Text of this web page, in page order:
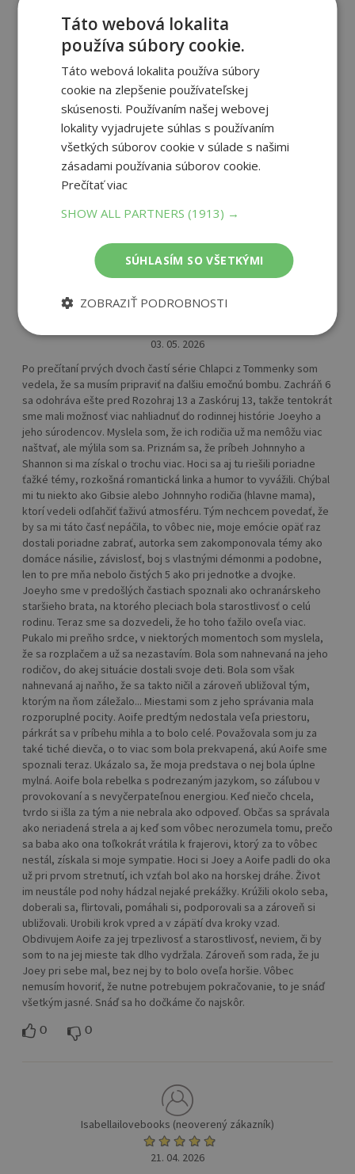
PRIDAŤ RECENZIU
4.5 / 5
(2 recenzie)
Kristína (neoverený zákazník)
03. 05. 2026
Po prečítaní prvých dvoch častí série Chlapci z Tommenky som
vedela, že sa musím pripraviť na ďalšiu emočnú bombu. Zachráň 6
sa odohráva ešte pred Rozohraj 13 a Zaskóruj 13, takže tentokrát
sme mali možnosť viac nahliadnuť do rodinnej histórie Joeyho a
jeho súrodencov. Myslela som, že ich rodičia už ma nemôžu viac
naštvať, ale mýlila som sa. Priznám sa, že príbeh Johnnyho a
Shannon si ma získal o trochu viac. Hoci sa aj tu riešili poriadne
ťažké témy, rozkošná romantická linka a humor to vyvážili. Chýbal
mi tu niekto ako Gibsie alebo Johnnyho rodičia (hlavne mama),
ktorí vedeli odľahčiť ťaživú atmosféru. Tým nechcem povedať, že
by sa mi táto časť nepáčila, to vôbec nie, moje emócie opäť raz
dostali poriadne zabrať, autorka sem zakomponovala témy ako
domáce násilie, závislosť, boj s vlastnými démonmi a podobne,
len to pre mňa nebolo čistých 5 ako pri jednotke a dvojke.
Joeyho sme v predošlých častiach spoznali ako ochranárskeho
staršieho brata, na ktorého pleciach bola starostlivosť o celú
rodinu. Teraz sme sa dozvedeli, že ho toho ťažilo oveľa viac.
Pukalo mi preňho srdce, v niektorých momentoch som myslela,
že sa rozplačem a už sa nezastavím. Bola som nahnevaná na jeho
rodičov, do akej situácie dostali svoje deti. Bola som však
nahnevaná aj naňho, že sa takto ničil a zároveň ubližoval tým,
ktorým na ňom záležalo... Miestami som z jeho správania mala
rozporuplné pocity. Aoife predtým nedostala veľa priestoru,
párkrát sa v príbehu mihla a to bolo celé. Považovala som ju za
také tiché dievča, o to viac som bola prekvapená, akú Aoife sme
spoznali teraz. Ukázalo sa, že moja predstava o nej bola úplne
mylná. Aoife bola rebelka s podrezaným jazykom, so záľubou v
provokovaní a s nevyčerpateľnou energiou. Keď niečo chcela,
tvrdo si išla za tým a nie nebrala ako odpoveď. Občas sa správala
ako neriadená strela a aj keď som vôbec nerozumela tomu, prečo
sa baba ako ona toľkokrát vrátila k frajerovi, ktorý za to vôbec
nestál, získala si moje sympatie. Hoci si Joey a Aoife padli do oka
už pri prvom stretnutí, ich vzťah bol ako na horskej dráhe. Život
im neustále pod nohy hádzal nejaké prekážky. Krúžili okolo seba,
doberali sa, flirtovali, pomáhali si, podporovali sa a zároveň si
ubližovali. Urobili krok vpred a v zápätí dva kroky vzad.
Obdivujem Aoife za jej trpezlivosť a starostlivosť, neviem, či by
som to na jej mieste tak dlho vydržala. Zároveň som rada, že ju
Joey pri sebe mal, bez nej by to bolo oveľa horšie. Vôbec
nemusím hovoriť, že nutne potrebujem pokračovanie, to je snáď
všetkým jasné. Snáď sa ho dočkáme čo najskôr.
0 0
Isabellailovebooks (neoverený zákazník)
21. 04. 2026
Táto webová lokalita
používa súbory cookie.
Táto webová lokalita používa súbory
cookie na zlepšenie používateľskej
skúsenosti. Používaním našej webovej
lokality vyjadrujete súhlas s používaním
všetkých súborov cookie v súlade s našimi
zásadami používania súborov cookie.
Prečítať viac
SHOW ALL PARTNERS(1913) →
SÚHLASÍM SO VŠETKÝMI
ZOBRAZIŤ PODROBNOSTI